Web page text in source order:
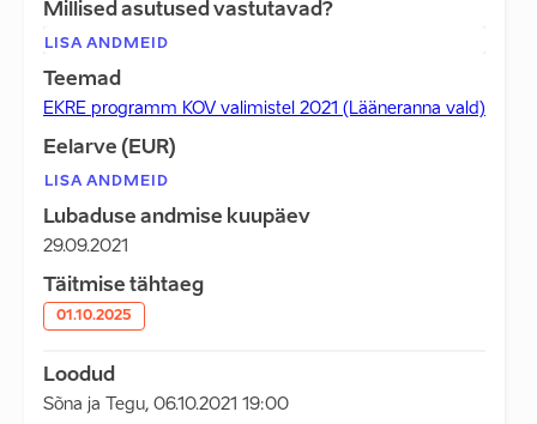
Millised asutused vastutavad?
LISA ANDMEID
Teemad
EKRE programm KOV valimistel 2021 (Lääneranna vald)
Eelarve (EUR)
LISA ANDMEID
Lubaduse andmise kuupäev
29.09.2021
Täitmise tähtaeg
01.10.2025
Loodud
Sõna ja Tegu, 06.10.2021 19:00